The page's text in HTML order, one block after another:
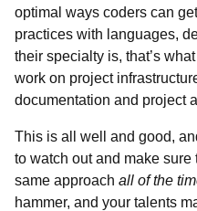
optimal ways coders can
practices with languages,
their specialty is, that’s
work on project
documentation and project
This is all well and good,
to watch out and make sure
same approach all of the
hammer, and your talents